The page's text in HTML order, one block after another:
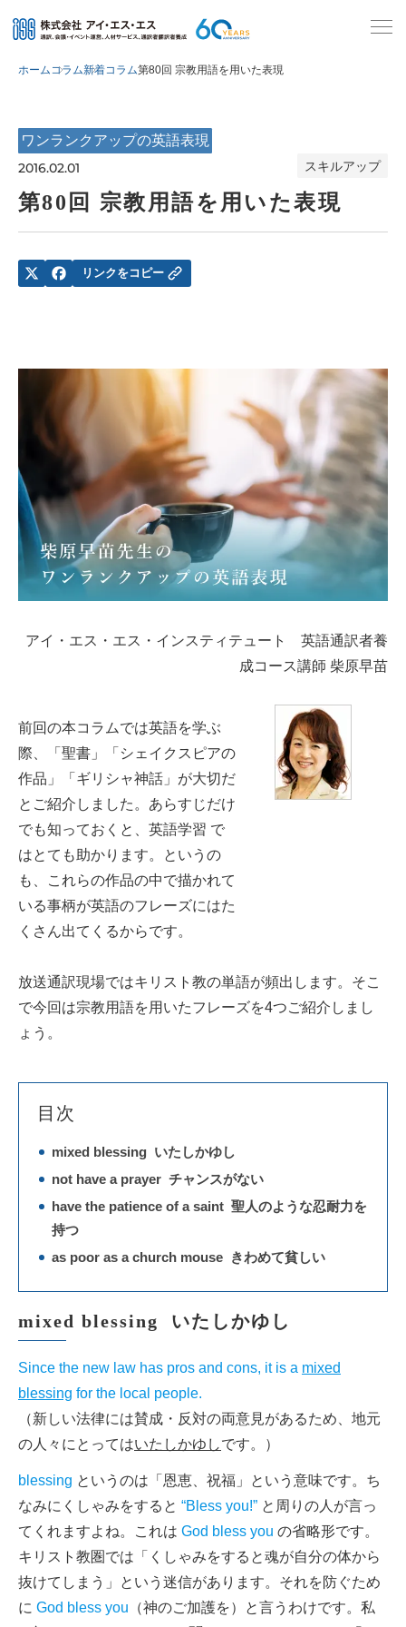
ホームコラム新着コラム第80回 宗教用語を用いた表現
ワンランクアップの英語表現
2016.02.01 スキルアップ
第80回 宗教用語を用いた表現
リンクをコピー
アイ・エス・エス・インスティテュート 英語通訳者養
成コース講師 柴原早苗
前回の本コラムでは英語を学ぶ
際、「聖書」「シェイクスピアの
作品」「ギリシャ神話」が大切だ
とご紹介しました。あらすじだけ
でも知っておくと、英語学習 で
はとても助かります。というの
も、これらの作品の中で描かれて
いる事柄が英語のフレーズにはた
くさん出てくるからです。
放送通訳現場ではキリスト教の単語が頻出します。そこ
で今回は宗教用語を用いたフレーズを4つご紹介しまし
ょう。
目次
mixed blessing いたしかゆし
not have a prayer チャンスがない
have the patience of a saint 聖人のような忍耐力を
持つ
as poor as a church mouse きわめて貧しい
mixed blessing いたしかゆし
Since the new law has pros and cons, it is a mixed
blessing for the local people.
（新しい法律には賛成・反対の両意見があるため、地元
の人々にとってはいたしかゆしです。）
blessing というのは「恩恵、祝福」という意味です。ち
なみにくしゃみをすると “Bless you!” と周りの人が言っ
てくれますよね。これは God bless you の省略形です。
キリスト教圏では「くしゃみをすると魂が自分の体から
抜けてしまう」という迷信があります。それを防ぐため
に God bless you （神のご加護を）と言うわけです。私